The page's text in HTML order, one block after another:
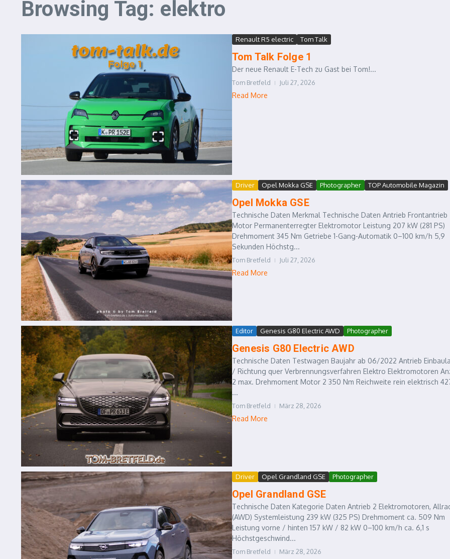
Browsing Tag: elektro
Renault R5 electric Tom Talk
Tom Talk Folge 1
Der neue Renault E-Tech zu Gast bei Tom!...
Tom Bretfeld Juli 27, 2026
Read More
Driver Opel Mokka GSE Photographer TOP Automobile Magazin
Opel Mokka GSE
Technische Daten Merkmal Technische Daten Antrieb Frontantrieb
Motor Permanenterregter Elektromotor Leistung 207 kW (281 PS)
Drehmoment 345 Nm Getriebe 1-Gang-Automatik 0–100 km/h 5,9
Sekunden Höchstg...
Tom Bretfeld Juli 27, 2026
Read More
Editor Genesis G80 Electric AWD Photographer
Genesis G80 Electric AWD
Technische Daten Testwagen Baujahr ab 06/2022 Antrieb
/ Richtung quer Verbrennungsverfahren Elektro Elektromotoren
2 max. Drehmoment Motor 2 350 Nm Reichweite rein elektrisch
...
Tom Bretfeld März 28, 2026
Read More
Driver Opel Grandland GSE Photographer
Opel Grandland GSE
Technische Daten Kategorie Daten Antrieb 2 Elektromotoren,
(AWD) Systemleistung 239 kW (325 PS) Drehmoment ca. 509 Nm
Leistung vorne / hinten 157 kW / 82 kW 0–100 km/h ca. 6,1 s
Höchstgeschwind...
Tom Bretfeld März 28, 2026